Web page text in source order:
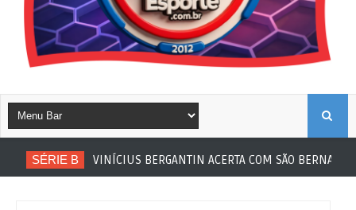
SÉRIE B VINÍCIUS BERGANTIN ACERTA COM SÃO BERNARDO